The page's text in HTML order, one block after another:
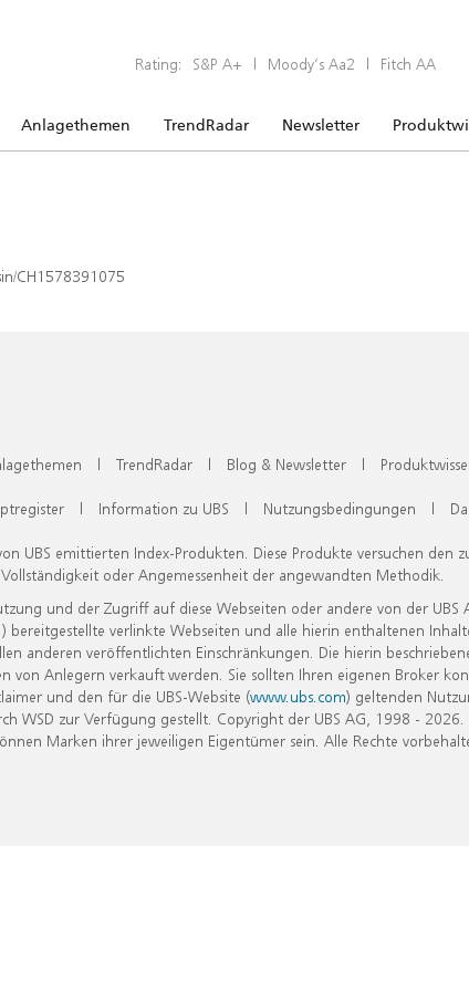
Rating: S&P A+ | Moody’s Aa2 | Fitch AA
Anlagethemen TrendRadar Newsletter
CH1578391075
| TrendRadar | Blog & Newsletter |
| Information zu UBS | Nutzungsbedingungen |
UBS emittierten Index-Produkten. Diese Produkte versuchen den
oder Angemessenheit der angewandten Methodik.
und der Zugriff auf diese Webseiten oder andere von der UBS
verlinkte Webseiten und alle hierin enthaltenen
anderen veröffentlichten Einschränkungen. Die hierin
Anlegern verkauft werden. Sie sollten Ihren eigenen Broker
und den für die UBS-Website (www.ubs.com) geltenden
zur Verfügung gestellt. Copyright der UBS AG, 1998 - 2026.
Marken ihrer jeweiligen Eigentümer sein. Alle Rechte